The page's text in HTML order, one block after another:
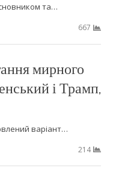
та…
667
мирного
і Трамп,
варіант…
214